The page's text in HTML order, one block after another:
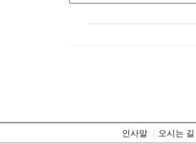
인사말 오시는 길